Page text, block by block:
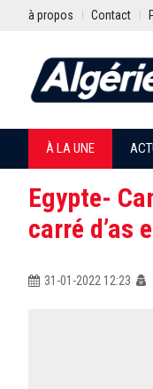
à propos Contact
À LA UNE
Egypte-
carré d’as
31-01-2022 12:23